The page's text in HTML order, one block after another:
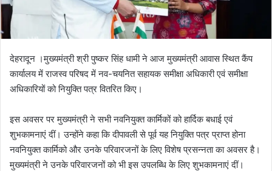
देहरादून ।मुख्यमंत्री श्री पुष्कर सिंह धामी ने आज मुख्यमंत्री आवास स्थित कैंप
कार्यालय में राजस्व परिषद में नव-चयनित सहायक समीक्षा अधिकारी एवं समीक्षा
अधिकारियों को नियुक्ति पत्र वितरित किए।
इस अवसर पर मुख्यमंत्री ने सभी नवनियुक्त कार्मिकों को हार्दिक बधाई एवं
शुभकामनाएं दीं। उन्होंने कहा कि दीपावली से पूर्व यह नियुक्ति पत्र प्राप्त होना
नवनियुक्त कार्मिको और उनके परिवारजनों के लिए विशेष प्रसन्नता का अवसर है।
मुख्यमंत्री ने उनके परिवारजनों को भी इस उपलब्धि के लिए शुभकामनाएं दीं।